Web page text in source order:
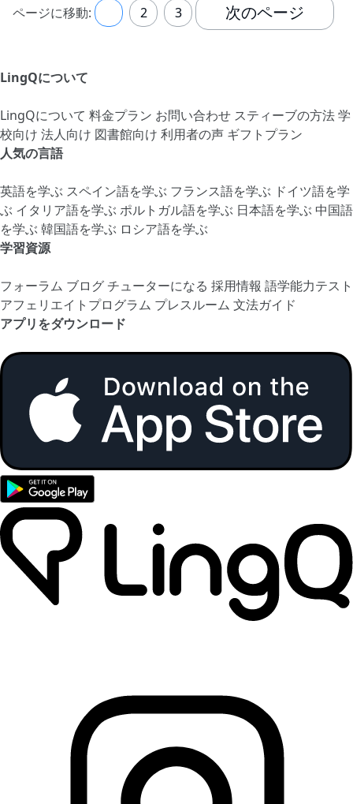
ページに移動: 2 3 次のページ
LingQについて
LingQについて 料金プラン お問い合わせ スティーブの方法学
校向け 法人向け 図書館向け 利用者の声 ギフトプラン
人気の言語
英語を学ぶ スペイン語を学ぶ フランス語を学ぶ ドイツ語を学
ぶ イタリア語を学ぶ ポルトガル語を学ぶ 日本語を学ぶ 中国語
を学ぶ 韓国語を学ぶ ロシア語を学ぶ
学習資源
フォーラム ブログチューターになる 採用情報 語学能力テスト
アフェリエイトプログラム プレスルーム 文法ガイド
アプリをダウンロード